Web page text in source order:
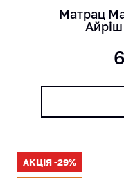
Матрац
АКЦІЯ -29%